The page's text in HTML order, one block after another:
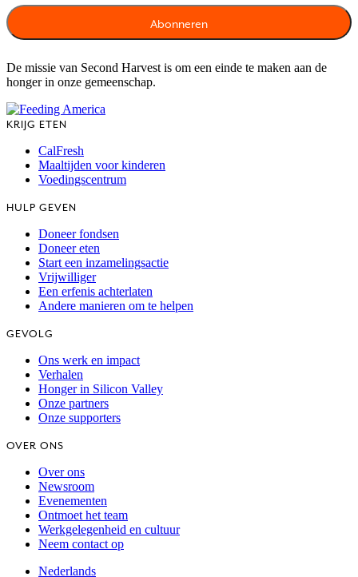
De missie van Second Harvest is om een einde te maken aan de
honger in onze gemeenschap.
KRIJG ETEN
CalFresh
Maaltijden voor kinderen
Voedingscentrum
HULP GEVEN
Doneer fondsen
Doneer eten
Start een inzamelingsactie
Vrijwilliger
Een erfenis achterlaten
Andere manieren om te helpen
GEVOLG
Ons werk en impact
Verhalen
Honger in Silicon Valley
Onze partners
Onze supporters
OVER ONS
Over ons
Newsroom
Evenementen
Ontmoet het team
Werkgelegenheid en cultuur
Neem contact op
Nederlands